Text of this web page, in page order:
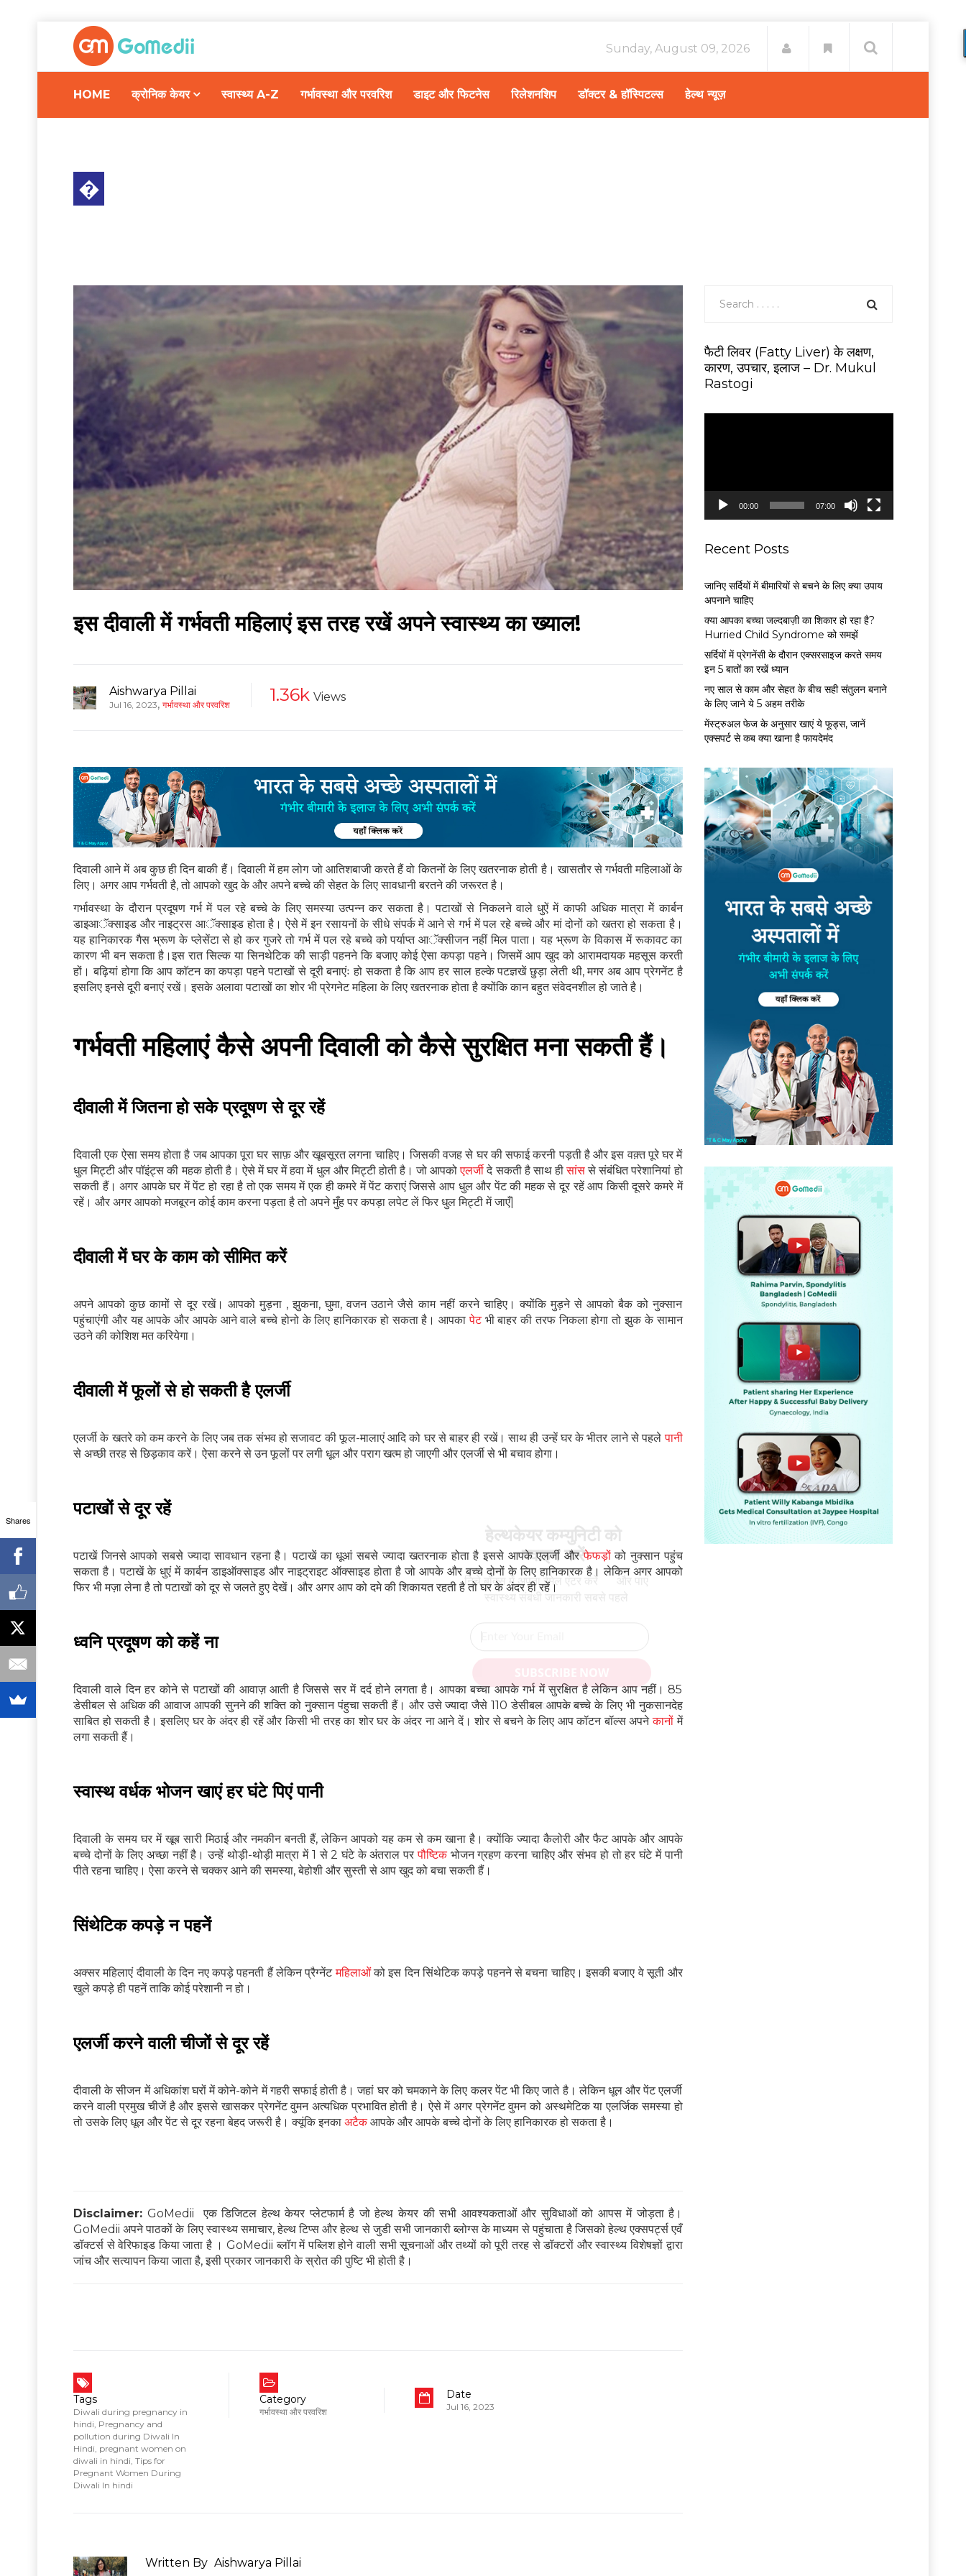
Sunday, August 09, 2026
HOME क्रोनिक केयर स्वास्थ्य A-Z गर्भावस्था और परवरिश डाइट और फिटनेस रिलेशनशिप डॉक्टर & हॉस्पिटल्स हेल्थ न्यूज़
�
इस दीवाली में गर्भवती महिलाएं इस तरह रखें अपने स्वास्थ्य का ख्याल!
Aishwarya Pillai
Jul 16, 2023, गर्भावस्था और परवरिश 1.36k Views
दिवाली आने में अब कुछ ही दिन बाकी हैं। दिवाली में हम लोग जो आतिशबाजी करते हैं वो कितनों के लिए खतरनाक होती है। खासतौर से गर्भवती महिलाओं के
लिए। अगर आप गर्भवती है, तो आपको खुद के और अपने बच्चे की सेहत के लिए सावधानी बरतने की जरूरत है।
गर्भावस्था के दौरान प्रदूषण गर्भ में पल रहे बच्चे के लिए समस्या उत्पन्न कर सकता है। पटाखों से निकलने वाले धुऐं में काफी अधिक मात्रा मेें कार्बन
डाइआॅक्साइड और नाइट्रस आॅक्साइड होता है। ऐसे में इन रसायनों के सीधे संपर्क में आने से गर्भ में पल रहे बच्चे और मां दोनों को खतरा हो सकता है।
यह हानिकारक गैस भ्रूण के प्लेसेंटा से हो कर गुजरे तो गर्भ में पल रहे बच्चे को पर्याप्त आॅक्सीजन नहीं मिल पाता। यह भ्रूण के विकास में रूकावट का
कारण भी बन सकता है।इस रात सिल्क या सिनथेटिक की साड़ी पहनने कि बजाए कोई ऐसा कपड़ा पहने। जिसमें आप खुद को आरामदायक महसूस करती
हों। बढ़ियां होगा कि आप काॅटन का कपड़ा पहने पटाखों से दूरी बनाएंः हो सकता है कि आप हर साल हल्के पटज्ञखें छुड़ा लेती थी, मगर अब आप प्रेगनेंट है
इसलिए इनसे दूरी बनाएं रखें। इसके अलावा पटाखों का शोर भी प्रेगनेट महिला के लिए खतरनाक होता है क्योंकि कान बहुत संवेदनशील हो जाते है।
गर्भवती महिलाएं कैसे अपनी दिवाली को कैसे सुरक्षित मना सकती हैं।
दीवाली में जितना हो सके प्रदूषण से दूर रहें
दिवाली एक ऐसा समय होता है जब आपका पूरा घर साफ़ और खूबसूरत लगना चाहिए। जिसकी वजह से घर की सफाई करनी पड़ती है और इस वक़्त पूरे घर में
धुल मिट्टी और पॉइंट्स की महक होती है। ऐसे में घर में हवा में धुल और मिट्टी होती है। जो आपकोएलर्जीदे सकती है साथ हीसांससे संबंधित परेशानियां हो
सकती हैं। अगर आपके घर में पेंट हो रहा है तो एक समय में एक ही कमरे में पेंट कराएं जिससे आप धुल और पेंट की महक से दूर रहें आप किसी दूसरे कमरे में
रहें। और अगर आपको मजबूरन कोई काम करना पड़ता है तो अपने मुँह पर कपड़ा लपेट लें फिर धुल मिट्टी में जाएँ|
दीवाली में घर के काम को सीमित करें
अपने आपको कुछ कामों से दूर रखें। आपको मुड़ना , झुकना, घुमा, वजन उठाने जैसे काम नहीं करने चाहिए। क्योंकि मुड़ने से आपको बैक को नुक्सान
पहुंचाएंगी और यह आपके और आपके आने वाले बच्चे होनो के लिए हानिकारक हो सकता है। आपकापेटभी बाहर की तरफ निकला होगा तो झुक के सामान
उठने की कोशिश मत करियेगा।
दीवाली में फूलों से हो सकती है एलर्जी
एलर्जी के खतरे को कम करने के लिए जब तक संभव हो सजावट की फूल-मालाएं आदि को घर से बाहर ही रखें। साथ ही उन्हें घर के भीतर लाने से पहलेपानी
से अच्छी तरह से छिड़काव करें। ऐसा करने से उन फूलों पर लगी धूल और पराग खत्म हो जाएगी और एलर्जी से भी बचाव होगा।
पटाखों से दूर रहें
पटाखें जिनसे आपको सबसे ज्यादा सावधान रहना है। पटाखें का धूआं सबसे ज्यादा खतरनाक होता है इससे आपके एलर्जी औरफेफड़ोंको नुक्सान पहुंच
सकता है। पटाखें के धुएं में कार्बन डाइऑक्साइड और नाइट्राइट ऑक्साइड होता है जो आपके और बच्चे दोनों के लिए हानिकारक है। लेकिन अगर आपको
फिर भी मज़ा लेना है तो पटाखों को दूर से जलते हुए देखें। और अगर आप को दमे की शिकायत रहती है तो घर के अंदर ही रहें।
ध्वनि प्रदूषण को कहें ना
दिवाली वाले दिन हर कोने से पटाखों की आवाज़ आती है जिससे सर में दर्द होने लगता है। आपका बच्चा आपके गर्भ में सुरक्षित है लेकिन आप नहीं। 85
डेसीबल से अधिक की आवाज आपकी सुनने की शक्ति को नुक्सान पंहुचा सकती हैं। और उसे ज्यादा जैसे 110 डेसीबल आपके बच्चे के लिए भी नुकसानदेह
साबित हो सकती है। इसलिए घर के अंदर ही रहें और किसी भी तरह का शोर घर के अंदर ना आने दें। शोर से बचने के लिए आप कॉटन बॉल्स अपनेकानोंमें
लगा सकती हैं।
स्वास्थ वर्धक भोजन खाएं हर घंटे पिएं पानी
दिवाली के समय घर में खूब सारी मिठाई और नमकीन बनती हैं, लेकिन आपको यह कम से कम खाना है। क्योंकि ज्यादा कैलोरी और फैट आपके और आपके
बच्चे दोनों के लिए अच्छा नहीं है। उन्हें थोड़ी-थोड़ी मात्रा में 1 से 2 घंटे के अंतराल परपौष्टिकभोजन ग्रहण करना चाहिए और संभव हो तो हर घंटे में पानी
पीते रहना चाहिए। ऐसा करने से चक्कर आने की समस्या, बेहोशी और सुस्ती से आप खुद को बचा सकती हैं।
सिंथेटिक कपड़े न पहनें
अक्सर महिलाएं दीवाली के दिन नए कपड़े पहनती हैं लेकिन प्रैग्नेंटमहिलाओंको इस दिन सिंथेटिक कपड़े पहनने से बचना चाहिए। इसकी बजाए वे सूती और
खुले कपड़े ही पहनें ताकि कोई परेशानी न हो।
एलर्जी करने वाली चीजों से दूर रहें
दीवाली के सीजन में अधिकांश घरों में कोने-कोने में गहरी सफाई होती है। जहां घर को चमकाने के लिए कलर पेंट भी किए जाते है। लेकिन धूल और पेंट एलर्जी
करने वाली प्रमुख चीजें है और इससे खासकर प्रेगनेंट वुमन अत्यधिक प्रभावित होती है। ऐसे में अगर प्रेगनेंट वुमन को अस्थमेटिक या एलर्जिक समस्या हो
तो उसके लिए धूल और पेंट से दूर रहना बेहद जरूरी है। क्यूंकि इनका अटैकआपके और आपके बच्चे दोनों के लिए हानिकारक हो सकता है।
Disclaimer: GoMedii एक डिजिटल हेल्थ केयर प्लेटफार्म है जो हेल्थ केयर की सभी आवश्यकताओं और सुविधाओं को आपस में जोड़ता है।
GoMedii अपने पाठकों के लिए स्वास्थ्य समाचार, हेल्थ टिप्स और हेल्थ से जुडी सभी जानकारी ब्लोग्स के माध्यम से पहुंचाता है जिसको हेल्थ एक्सपर्ट्स एवँ
डॉक्टर्स से वेरिफाइड किया जाता है । GoMedii ब्लॉग में पब्लिश होने वाली सभी सूचनाओं और तथ्यों को पूरी तरह से डॉक्टरों और स्वास्थ्य विशेषज्ञों द्वारा
जांच और सत्यापन किया जाता है, इसी प्रकार जानकारी के स्रोत की पुष्टि भी होती है।
Tags
Diwali during pregnancy in
hindi, Pregnancy and
pollution during Diwali In
Hindi, pregnant women on
diwali in hindi, Tips for
Pregnant Women During
Diwali In hindi
Category
गर्भावस्था और परवरिश
Date
Jul 16, 2023
Written By Aishwarya Pillai
फैटी लिवर (Fatty Liver) के लक्षण,
कारण, उपचार, इलाज – Dr. Mukul
Rastogi
y
00:00 07:00
Recent Posts
जानिए सर्दियों में बीमारियों से बचने के लिए क्या उपाय
अपनाने चाहिए
क्या आपका बच्चा जल्दबाज़ी का शिकार हो रहा है?
Hurried Child Syndrome को समझें
सर्द‍ियों में प्रेगनेंसी के दौरान एक्सरसाइज करते समय
इन 5 बातों का रखें ध्यान
नए साल से काम और सेहत के बीच सही संतुलन बनाने
के लिए जाने ये 5 अहम तरीके
मेंस्ट्रुअल फेज के अनुसार खाएं ये फूड्स, जानें
एक्सपर्ट से कब क्या खाना है फायदेमंद
Shares
हेल्थकेयर कम्युनिटी को
ज्वाइन करें
निचे बॉक्स में अपना ईमेल एंटर करें और पाएं
स्वास्थ्य संबंधी जानकारी सबसे पहले
No Thanks